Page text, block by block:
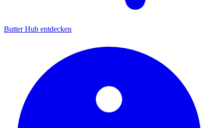
Butter Hub entdecken